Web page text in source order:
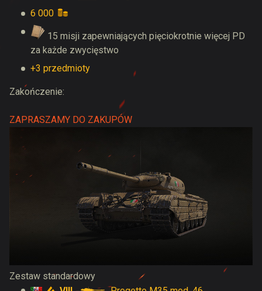
6 000
15 misji zapewniających pięciokrotnie więcej PD
za każde zwycięstwo
+3 przedmioty
Zakończenie:
ZAPRASZAMY DO ZAKUPÓW
Zestaw standardowy